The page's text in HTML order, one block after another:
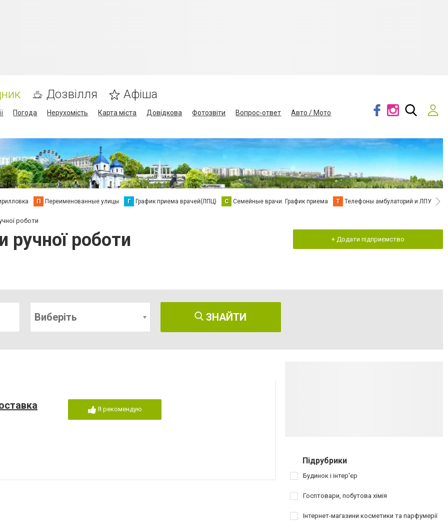
Дозвілля Афіша
Погода Нерухомість Карта міста Довідкова Фотозвіти Вопрос-ответ
Авто / Мото
П Переименованные улицы Г График приема врачей(ЛПЦ) С Семейные врачи. График приема Т Телефоны амбулаторий и ЛПУ В
роботи
ручної роботи
+ Додати підприємство
Виберіть ЗНАЙТИ
Я рекомендую
Підрубрики
Будинок і інтер'єр
Госптовари, побутова хімія
Інтернет-магазини косметики та парфумерії